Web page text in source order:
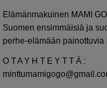
Elämänmakuinen MAMI
Suomen ensimmäisiä ja
perhe-elämään painottuvia
O T A Y H T E Y T T Ä :